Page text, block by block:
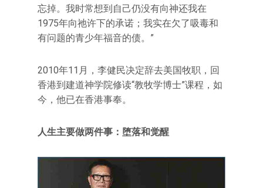
忘掉。我时常想到自己仍没有向神还我在
1975年向祂许下的承诺；我实在欠了吸毒和
有问题的青少年福音的债。”
2010年11月，李健民决定辞去美国牧职，回
香港到建道神学院修读“教牧学博士”课程，如
今，他已在香港事奉。
人生主要做两件事：堕落和觉醒